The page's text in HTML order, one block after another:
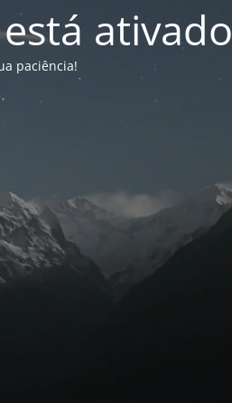
ativado
paciência!